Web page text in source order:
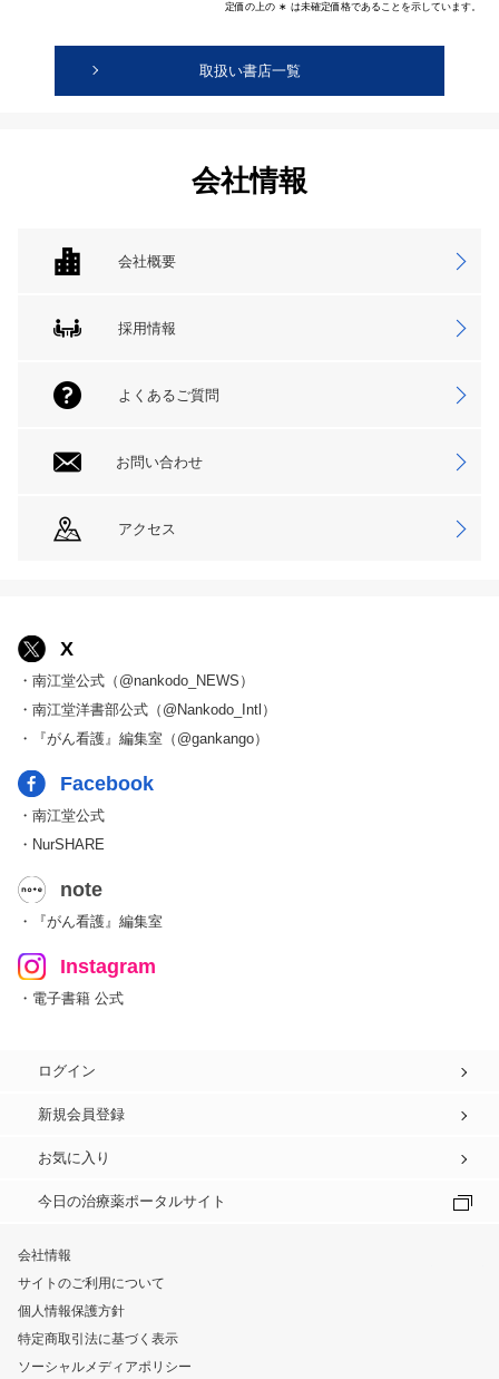
定価の上の ∗ は未確定価格であることを示しています。
取扱い書店一覧
会社情報
会社概要
採用情報
よくあるご質問
お問い合わせ
アクセス
X
・南江堂公式（@nankodo_NEWS）
・南江堂洋書部公式（@Nankodo_Intl）
・『がん看護』編集室（@gankango）
Facebook
・南江堂公式
・NurSHARE
note
・『がん看護』編集室
Instagram
・電子書籍 公式
ログイン
新規会員登録
お気に入り
今日の治療薬ポータルサイト
会社情報
サイトのご利用について
個人情報保護方針
特定商取引法に基づく表示
ソーシャルメディアポリシー